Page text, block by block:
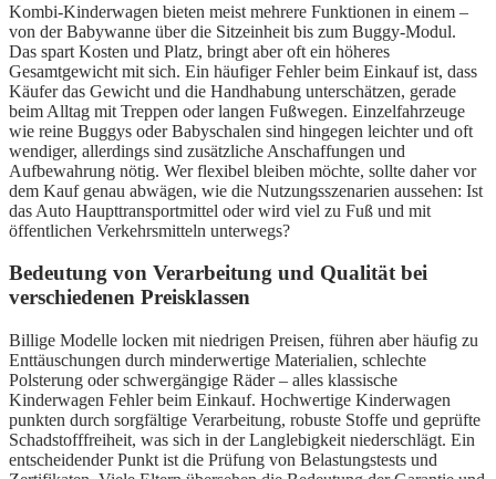
Kombi-Kinderwagen bieten meist mehrere Funktionen in einem –
von der Babywanne über die Sitzeinheit bis zum Buggy-Modul.
Das spart Kosten und Platz, bringt aber oft ein höheres
Gesamtgewicht mit sich. Ein häufiger Fehler beim Einkauf ist, dass
Käufer das Gewicht und die Handhabung unterschätzen, gerade
beim Alltag mit Treppen oder langen Fußwegen. Einzelfahrzeuge
wie reine Buggys oder Babyschalen sind hingegen leichter und oft
wendiger, allerdings sind zusätzliche Anschaffungen und
Aufbewahrung nötig. Wer flexibel bleiben möchte, sollte daher vor
dem Kauf genau abwägen, wie die Nutzungsszenarien aussehen: Ist
das Auto Haupttransportmittel oder wird viel zu Fuß und mit
öffentlichen Verkehrsmitteln unterwegs?
Bedeutung von Verarbeitung und Qualität bei
verschiedenen Preisklassen
Billige Modelle locken mit niedrigen Preisen, führen aber häufig zu
Enttäuschungen durch minderwertige Materialien, schlechte
Polsterung oder schwergängige Räder – alles klassische
Kinderwagen Fehler beim Einkauf. Hochwertige Kinderwagen
punkten durch sorgfältige Verarbeitung, robuste Stoffe und geprüfte
Schadstofffreiheit, was sich in der Langlebigkeit niederschlägt. Ein
entscheidender Punkt ist die Prüfung von Belastungstests und